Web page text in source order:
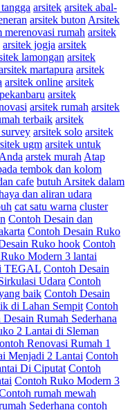
arsitek arsitek abal-
arsitek buton Arsitek
merenovasi rumah arsitek
arsitek jogja arsitek
lamongan arsitek
martapura arsitek
arsitek online arsitek
arsitek
arsitek rumah arsitek
terbaik arsitek
arsitek solo arsitek
ugm arsitek untuk
arstek murah Atap
tembok dan kolom
cafe butuh Arsitek dalam
dan aliran udara
cat satu warna cluster
Contoh Desain dan
Contoh Desain Ruko
Ruko hook Contoh
Modern 3 lantai
TEGAL Contoh Desain
Udara Contoh
baik Contoh Desain
di Lahan Sempit Contoh
Rumah Sederhana
2 Lantai di Sleman
Renovasi Rumah 1
Menjadi 2 Lantai Contoh
Di Ciputat Contoh
Contoh Ruko Modern 3
rumah mewah
Sederhana contoh